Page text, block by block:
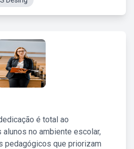
é total ao
no ambiente escolar,
pedagógicos que priorizam